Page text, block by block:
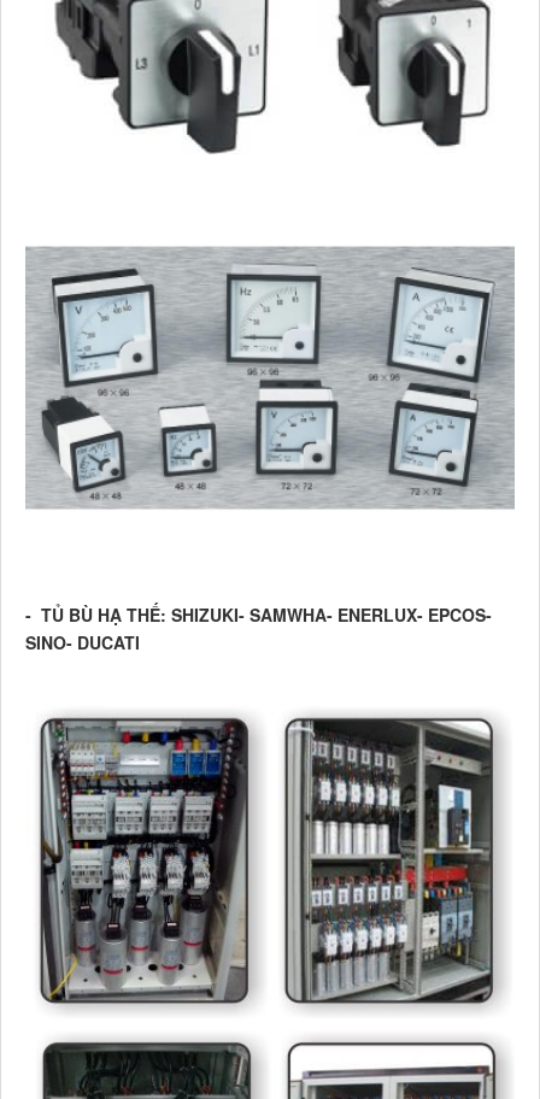
- TỦ BÙ HẠ THẾ: SHIZUKI- SAMWHA- ENERLUX- EPCOS-
SINO- DUCATI